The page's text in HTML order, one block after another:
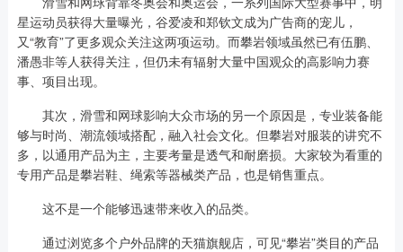
星运动员获得大量曝光，谷爱凌和郑钦文成为广告商的宠儿，
又“教育”了更多观众关注这两项运动。而攀岩领域虽然已有伍鹏、
潘愚非等人获得关注，但仍未有辐射大量中国观众的高影响力赛
事、项目出现。
其次，滑雪和网球影响大众市场的另一个原因是，专业装备能
够与时尚、潮流领域搭配，融入社会文化。但攀岩对服装的讲究不
多，以通用产品为主，主要考量是透气和耐磨损。大家较为看重的
专用产品是攀岩鞋、绳索等器械类产品，也是销售重点。
这不是一个能够迅速带来收入的品类。
通过浏览多个户外品牌的天猫旗舰店，可见“攀岩”类目的产品